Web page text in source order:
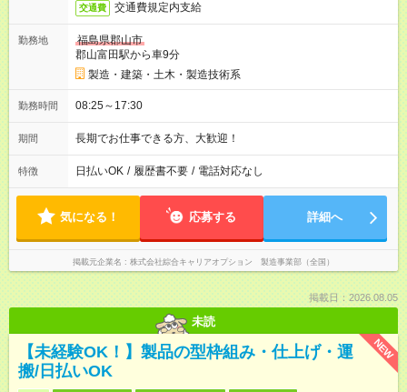
交通費 交通費規定内支給
勤務地
福島県郡山市
郡山富田駅から車9分
製造・建築・土木・製造技術系
勤務時間 08:25～17:30
期間 長期でお仕事できる方、大歓迎！
特徴 日払いOK / 履歴書不要 / 電話対応なし
気になる！ 応募する 詳細へ
掲載元企業名 株式会社綜合キャリアオプション 製造事業部（全国）
掲載日：2026.08.05
未読
NEW
【未経験OK！】製品の型枠組み・仕上げ・運
搬/日払いOK